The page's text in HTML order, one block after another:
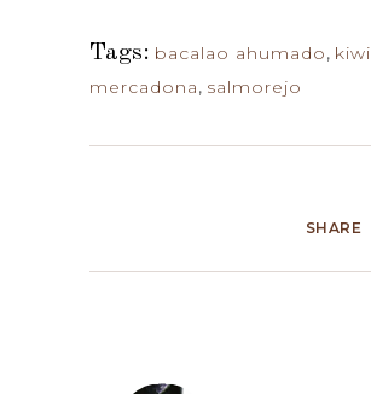
Tags: bacalao ahumado, kiwi
mercadona, salmorejo
SHARE